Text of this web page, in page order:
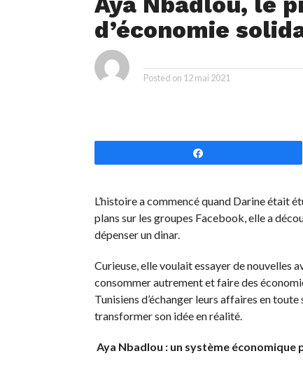
d’économie
Posted on 12 mai 2021
L’histoire a commencé quand Darine était
plans sur les groupes Facebook, elle a
dépenser un dinar.
Curieuse, elle voulait essayer de nouvelles
consommer autrement et faire des
Tunisiens d’échanger leurs affaires en
transformer son idée en réalité.
Aya Nbadlou : un système